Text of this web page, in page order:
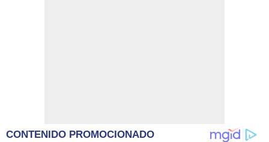
CONTENIDO PROMOCIONADO